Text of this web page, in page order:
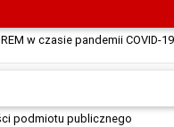
w czasie pandemii COVID-19
podmiotu publicznego